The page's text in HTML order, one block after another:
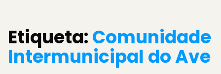
Etiqueta:Comunidade
Intermunicipal do Ave